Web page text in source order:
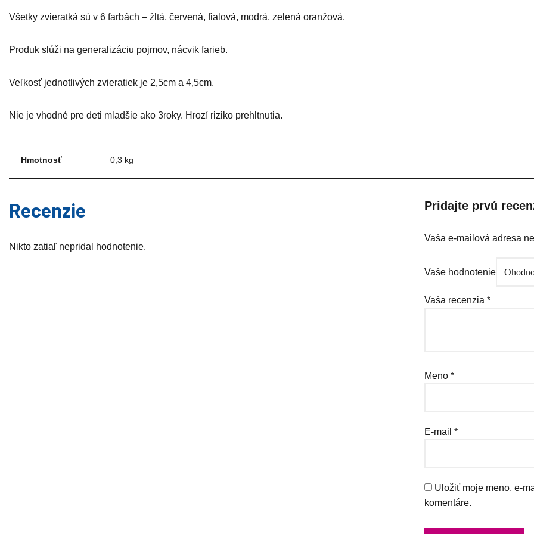
Všetky zvieratká sú v 6 farbách – žltá, červená, fialová, modrá, zelená oranžová.
Produk slúži na generalizáciu pojmov, nácvik farieb.
Veľkosť jednotlivých zvieratiek je 2,5cm a 4,5cm.
Nie je vhodné pre deti mladšie ako 3roky. Hrozí riziko prehltnutia.
Hmotnosť 0,3 kg
Recenzie
Nikto zatiaľ nepridal hodnotenie.
Pridajte prvú
Vaša e-mailová adresa
Vaše hodnotenie
Vaša recenzia *
Meno *
E-mail *
Uložiť moje meno, e-
komentáre.